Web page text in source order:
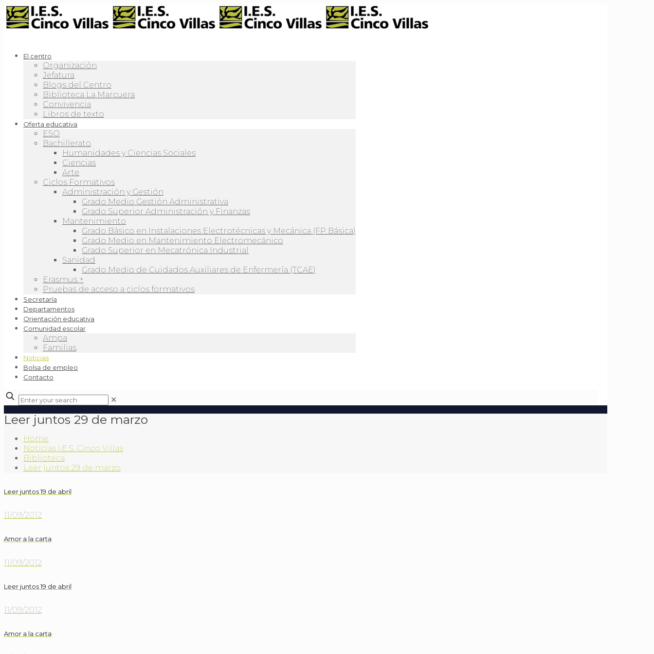
El centro
Organización
Jefatura
Blogs del Centro
Biblioteca La Marcuera
Convivencia
Libros de texto
Oferta educativa
ESO
Bachillerato
Humanidades y Ciencias Sociales
Ciencias
Arte
Ciclos Formativos
Administración y Gestión
Grado Medio Gestión Administrativa
Grado Superior Administración y Finanzas
Mantenimiento
Grado Básico en Instalaciones Electrotécnicas y Mecánica (FP Básica)
Grado Medio en Mantenimiento Electromecánico
Grado Superior en Mecatrónica Industrial
Sanidad
Grado Medio de Cuidados Auxiliares de Enfermería (TCAE)
Erasmus +
Pruebas de acceso a ciclos formativos
Secretaría
Departamentos
Orientación educativa
Comunidad escolar
Ampa
Familias
Noticias
Bolsa de empleo
Contacto
✕
Leer juntos 29 de marzo
Home
Noticias I.E.S. Cinco Villas
Biblioteca
Leer juntos 29 de marzo
Leer juntos 19 de abril
11/09/2012
Amor a la carta
11/09/2012
Leer juntos 19 de abril
11/09/2012
Amor a la carta